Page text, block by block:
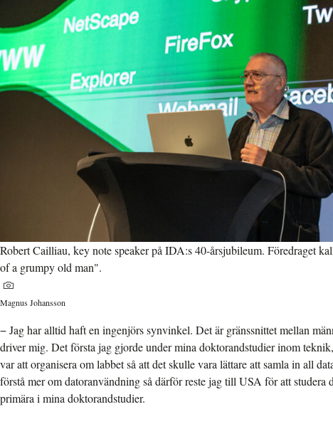
Robert Cailliau, key note speaker på IDA:s 40-årsjubileum. Föredraget
of a grumpy old man".
Magnus Johansson
−Jag har alltid haft en ingenjörs synvinkel. Det är gränssnittet mellan
driver mig. Det första jag gjorde under mina doktorandstudier inom
var att organisera om labbet så att det skulle vara lättare att samla in all
förstå mer om datoranvändning så därför reste jag till USA för att studera
primära i mina doktorandstudier.